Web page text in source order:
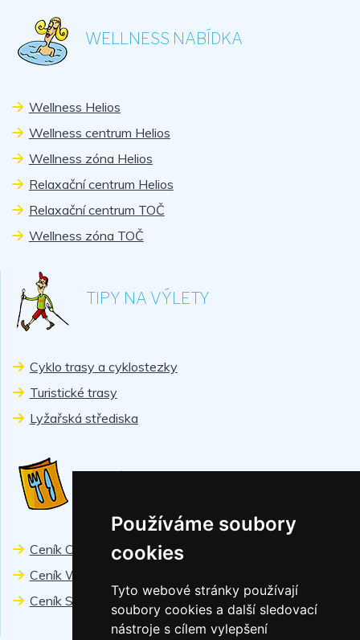
Používáme soubory
cookies
Tyto webové stránky používají
soubory cookies a další sledovací
nástroje s cílem vylepšení
WELLNESS NABÍDKA
Wellness Helios
Wellness centrum Helios
Wellness zóna Helios
Relaxační centrum Helios
Relaxační centrum TOČ
Wellness zóna TOČ
TIPY NA VÝLETY
Cyklo trasy a cyklostezky
Turistické trasy
Lyžařská střediska
Ceník Chiranka
Ceník Wellness
Ceník Sport